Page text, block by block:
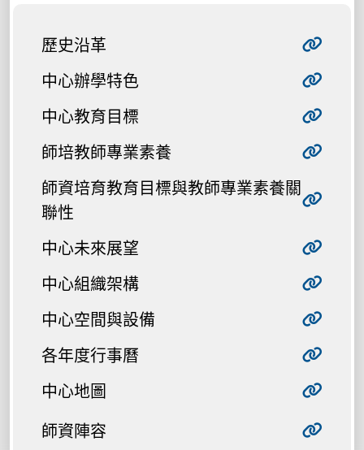
歷史沿革
中心辦學特色
中心教育目標
師培教師專業素養
師資培育教育目標與教師專業素養關
聯性
中心未來展望
中心組織架構
中心空間與設備
各年度行事曆
中心地圖
師資陣容